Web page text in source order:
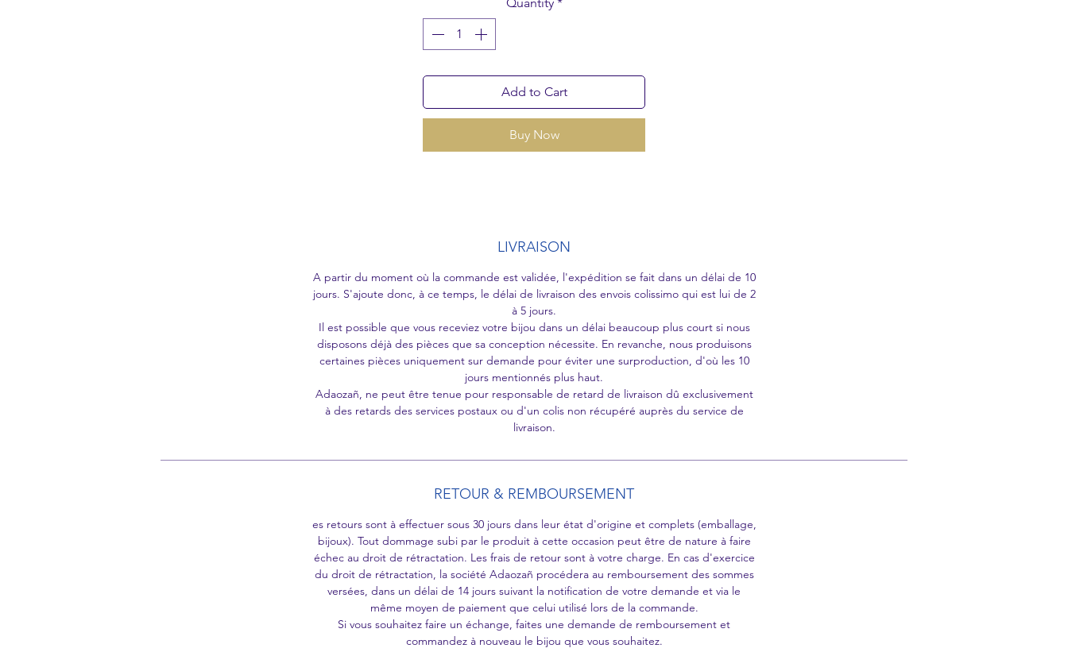
Add to Cart
Buy Now
LIVRAISON
A partir du moment où la commande est validée, l'expédition se fait dans un délai de 10
jours. S'ajoute donc, à ce temps, le délai de livraison des envois colissimo qui est lui de 2
à 5 jours.
Il est possible que vous receviez votre bijou dans un délai beaucoup plus court si nous
disposons déjà des pièces que sa conception nécessite. En revanche, nous produisons
certaines pièces uniquement sur demande pour éviter une surproduction, d'où les 10
jours mentionnés plus haut.
Adaozañ, ne peut être tenue pour responsable de retard de livraison dû exclusivement
à des retards des services postaux ou d'un colis non récupéré auprès du service de
livraison.
RETOUR & REMBOURSEMENT
es retours sont à effectuer sous 30 jours dans leur état d'origine et complets (emballage,
bijoux). Tout dommage subi par le produit à cette occasion peut être de nature à faire
échec au droit de rétractation. Les frais de retour sont à votre charge. En cas d'exercice
du droit de rétractation, la société Adaozañ procédera au remboursement des sommes
versées, dans un délai de 14 jours suivant la notification de votre demande et via le
même moyen de paiement que celui utilisé lors de la commande.
Si vous souhaitez faire un échange, faites une demande de remboursement et
commandez à nouveau le bijou que vous souhaitez.